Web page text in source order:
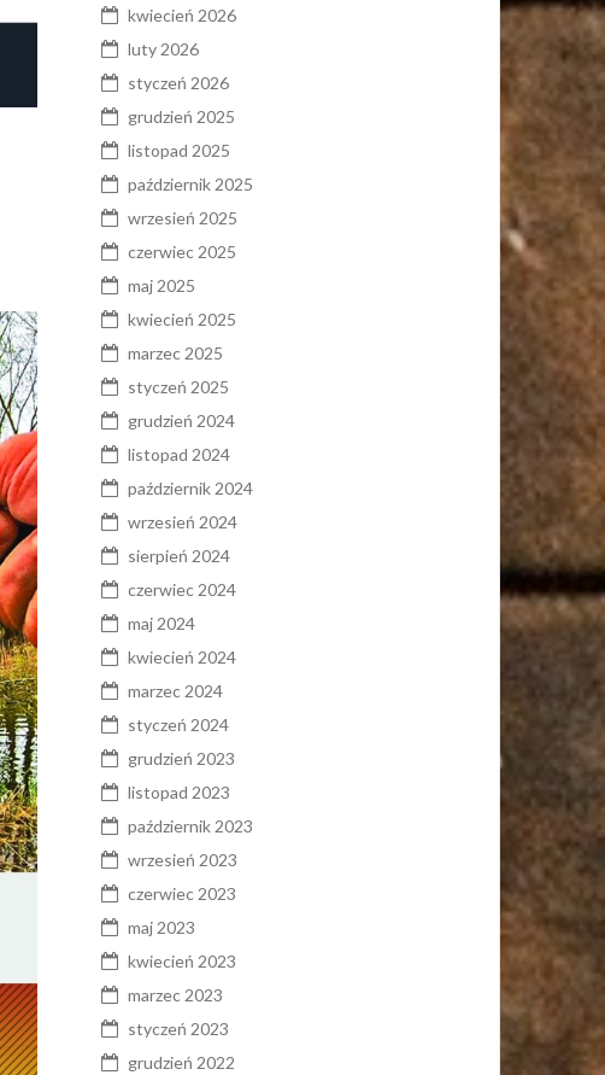
kwiecień 2026
luty 2026
styczeń 2026
grudzień 2025
listopad 2025
październik 2025
wrzesień 2025
czerwiec 2025
maj 2025
kwiecień 2025
marzec 2025
styczeń 2025
grudzień 2024
listopad 2024
październik 2024
wrzesień 2024
sierpień 2024
czerwiec 2024
maj 2024
kwiecień 2024
marzec 2024
styczeń 2024
grudzień 2023
listopad 2023
październik 2023
wrzesień 2023
czerwiec 2023
maj 2023
kwiecień 2023
marzec 2023
styczeń 2023
grudzień 2022